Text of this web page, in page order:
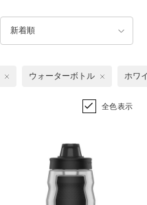
新着順
ウォーターボトル ホワ
全色表示